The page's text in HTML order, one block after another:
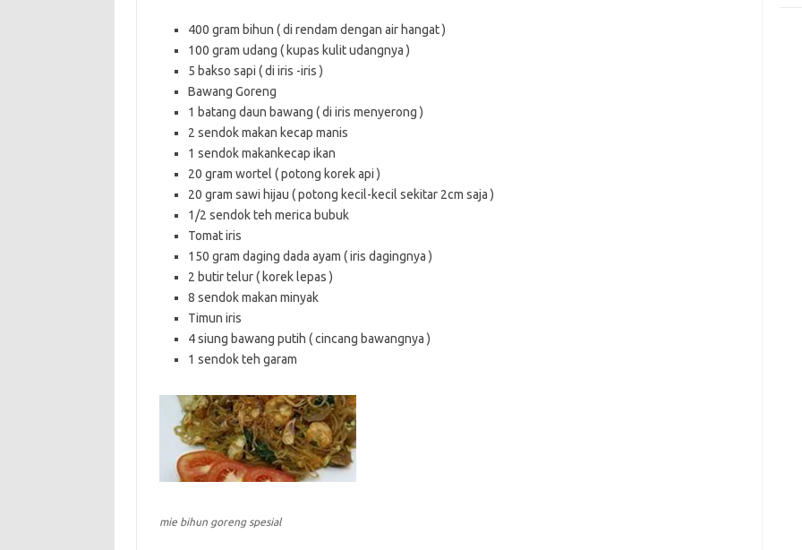
400 gram bihun ( di rendam dengan air hangat )
100 gram udang ( kupas kulit udangnya )
5 bakso sapi ( di iris -iris )
Bawang Goreng
1 batang daun bawang ( di iris menyerong )
2 sendok makan kecap manis
1 sendok makankecap ikan
20 gram wortel ( potong korek api )
20 gram sawi hijau ( potong kecil-kecil sekitar 2cm saja )
1/2 sendok teh merica bubuk
Tomat iris
150 gram daging dada ayam ( iris dagingnya )
2 butir telur ( korek lepas )
8 sendok makan minyak
Timun iris
4 siung bawang putih ( cincang bawangnya )
1 sendok teh garam
mie bihun goreng spesial